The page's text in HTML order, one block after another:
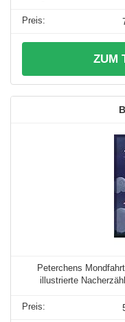
ZUM
Peterchens
illustrierte